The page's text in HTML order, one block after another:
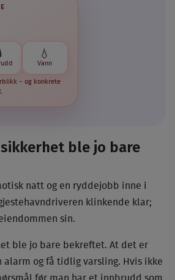
💧
Vann
– og konkrete
ble jo bare
natt og en ryddejobb inne i
klinkende klar;
sin.
ble jo bare bekreftet. At det er
alarm og få tidlig varsling. Hvis ikke
før man har et innbrudd som